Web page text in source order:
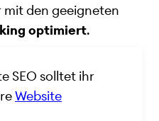
mit den geeigneten
optimiert.
SEO solltet ihr
Website